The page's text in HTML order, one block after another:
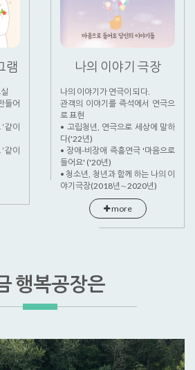
램
들어
같이
같이
나의 이야기 극장
나의 이야기가 연극이 되다.
관객의 이야기를 즉석에서 연극으
로 표현
• 고립청년, 연극으로 세상에 말하
다('22년)
• 장애-비장애 즉흥연극 '마음으로
들어요' ('20년)
• 청소년, 청년과 함께 하는 나의 이
야기극장(2018년∼2020년)
more
행복공장은